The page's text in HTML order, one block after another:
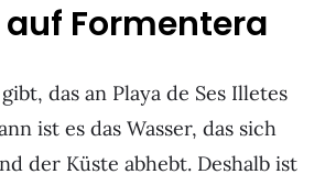
Formentera
das an Playa de Ses Illetes
ist es das Wasser, das sich
der Küste abhebt. Deshalb ist